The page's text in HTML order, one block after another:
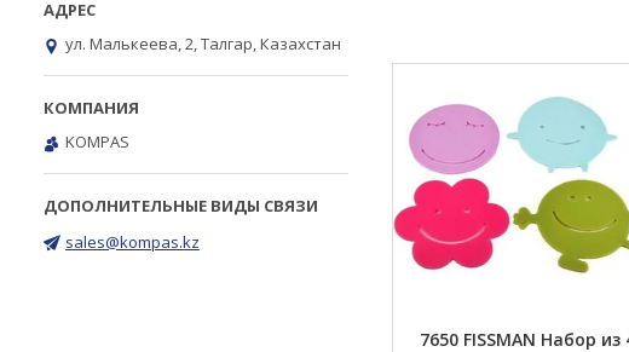
7650 FISSMAN Набор из
ул. Малькеева, 2, Талгар, Казахстан
KOMPAS
sales@kompas.kz